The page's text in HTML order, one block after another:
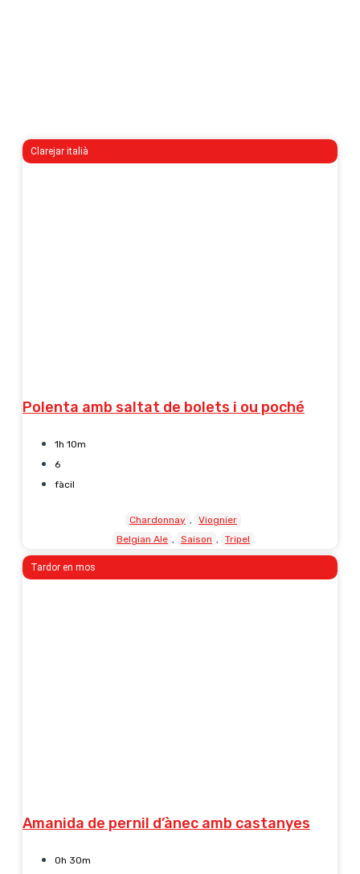
Clarejar italià
Polenta amb saltat de bolets i ou poché
1h 10m
6
fàcil
Chardonnay
Viognier
Belgian Ale
Saison Tripel
Tardor en mos
Amanida de pernil d’ànec amb castanyes
0h 30m